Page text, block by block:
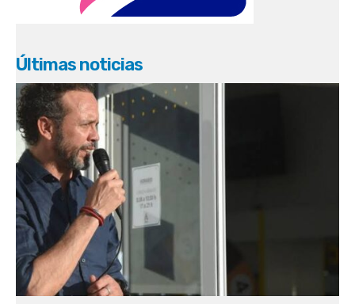
Últimas noticias